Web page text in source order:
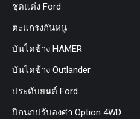
ชุดแต่ง Ford
ตะแกรงกันหนู
บันไดข้าง HAMER
บันไดข้าง Outlander
ประดับยนต์ Ford
ปีกนกปรับองศา Option 4WD